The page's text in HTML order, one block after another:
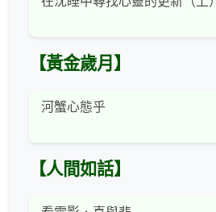
【黃金歲月】
河蟹心態乎
【人間如話】